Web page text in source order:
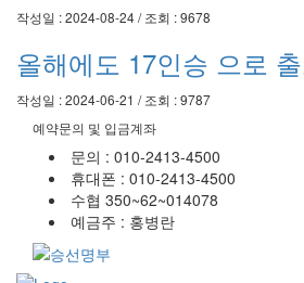
작성일 : 2024-08-24 / 조회 : 9678
올해에도 17인승 으로
작성일 : 2024-06-21 / 조회 : 9787
예약문의 및 입금계좌
문의 : 010-2413-4500
휴대폰 : 010-2413-4500
수협 350~62~014078
예금주 : 홍병란